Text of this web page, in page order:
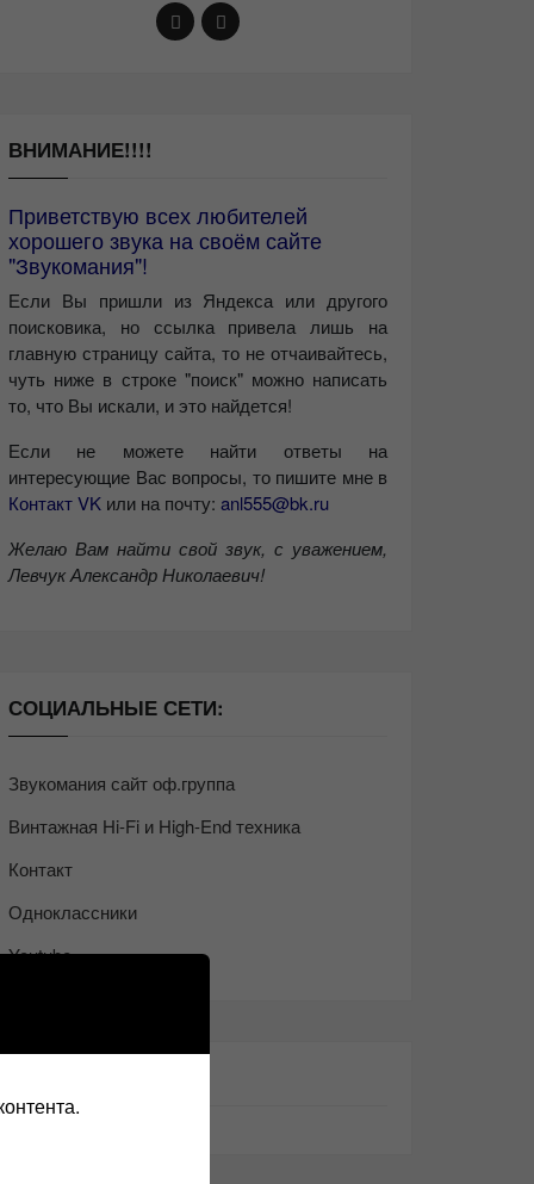
ВНИМАНИЕ!!!!
Приветствую всех любителей
хорошего звука на своём сайте
"Звукомания"!
Если Вы пришли из Яндекса или другого
поисковика, но ссылка привела лишь на
главную страницу сайта, то не отчаивайтесь,
чуть ниже в строке "поиск" можно написать
то, что Вы искали, и это найдется!
Если не можете найти ответы на
интересующие Вас вопросы, то пишите мне в
Контакт VK или на почту: anl555@bk.ru
Желаю Вам найти свой звук, с уважением,
Левчук Александр Николаевич!
СОЦИАЛЬНЫЕ СЕТИ:
Звукомания сайт оф.группа
Винтажная Hi-Fi и High-End техника
Контакт
Одноклассники
Youtube